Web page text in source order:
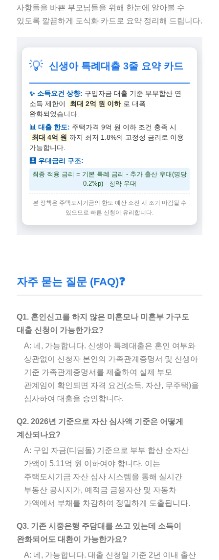
사항들을 바쁜 부모님들을 위해 한눈에 알아볼 수
있도록 깔끔하게 도식화 카드로 요약 정리해 드립니다.
💡 신생아 특례대출 3줄 요약 카드
✨ 소득요건 상향: 구입자금 대출 기준 부부합산 연
소득 제한이
최대 2억 원 이하 로 대폭
완화되었습니다.
📊 대출 한도: 주택가격 9억 원 이하 조건 충족 시
최대 4억 원 까지 최저 1.8%의 고정성 금리로 이용
가능합니다.
🧮 우대금리 구조:
최종 적용 금리 = 기본 특례 금리 - 추가 출산 우대(명당
0.2%p) - 청약 우대
본 정책은 주택도시기금의 한도 예산 소진 시 조기 마감될 수
있으므로 빠른 신청이 유리합니다.
자주 묻는 질문 (FAQ)❓
Q1. 혼인신고를 하지 않은 미혼모나 미혼부 가구도
대출 신청이 가능한가요?
A: 네, 가능합니다. 신생아 특례대출은 혼인 여부와
상관없이 신청자 본인의 가족관계증명서 및 신생아
기준 가족관계증명서를 제출하여 실제 부모
관계임이 확인되면 자격 요건(소득, 자산, 무주택)을
심사하여 대출을 승인합니다.
Q2. 2026년 기준으로 자산 심사액 기준은 어떻게
계산되나요?
A: 구입 자금(디딤돌) 기준으로 부부 합산 순자산
가액이 5.11억 원 이하여야 합니다. 이는
주택도시기금 자산 심사 시스템을 통해 실시간
부동산 공시지가, 예적금 금융자산 및 자동차
가액에서 부채를 차감하여 정밀하게 도출됩니다.
Q3. 기존 시중은행 주담대를 쓰고 있는데 소득이
완화되어도 대환이 가능한가요?
A: 네, 가능합니다. 대출 신청일 기준 2년 이내 출산